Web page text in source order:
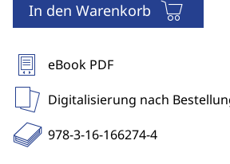
In den Warenkorb
eBook PDF
Digitalisierung nach
978-3-16-166274-4